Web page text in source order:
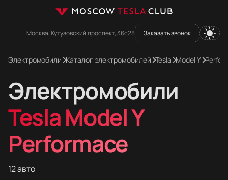
Москва, Кутузовский проспект, 36с28 Заказать звонок
Электромобили Каталог электромобилей Tesla Model Y
Электромобили
Tesla Model Y
Performace
12 авто